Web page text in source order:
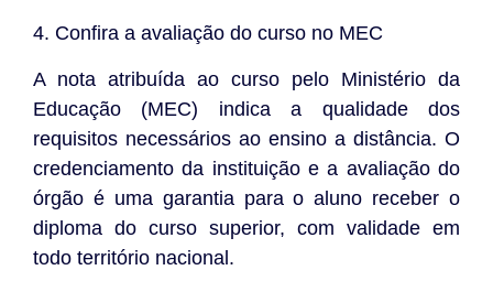
4. Confira a avaliação do curso no MEC
A nota atribuída ao curso pelo Ministério da
Educação (MEC) indica a qualidade dos
requisitos necessários ao ensino a distância. O
credenciamento da instituição e a avaliação do
órgão é uma garantia para o aluno receber o
diploma do curso superior, com validade em
todo território nacional.